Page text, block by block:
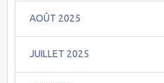
AOÛT 2025
JUILLET 2025